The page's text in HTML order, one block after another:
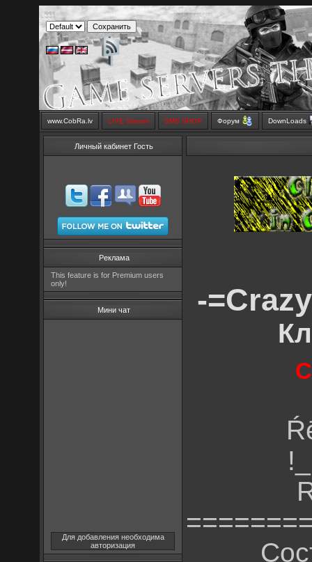
www.CobRa.lv LIVE Stream SMS SHOP Форум DownLoads
Личный кабинет Гость
Реклама
This feature is for Premium users
only!
Мини чат
Для добавления необходима
авторизация
-